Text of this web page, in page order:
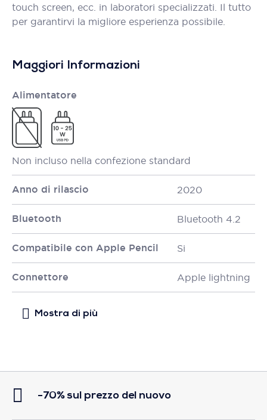
touch screen, ecc. in laboratori specializzati. Il tutto
per garantirvi la migliore esperienza possibile.
Maggiori Informazioni
Alimentatore
Non incluso nella confezione standard
Anno di rilascio 2020
Bluetooth Bluetooth 4.2
Compatibile con Apple Pencil Si
Connettore Apple lightning
-70% sul prezzo del nuovo